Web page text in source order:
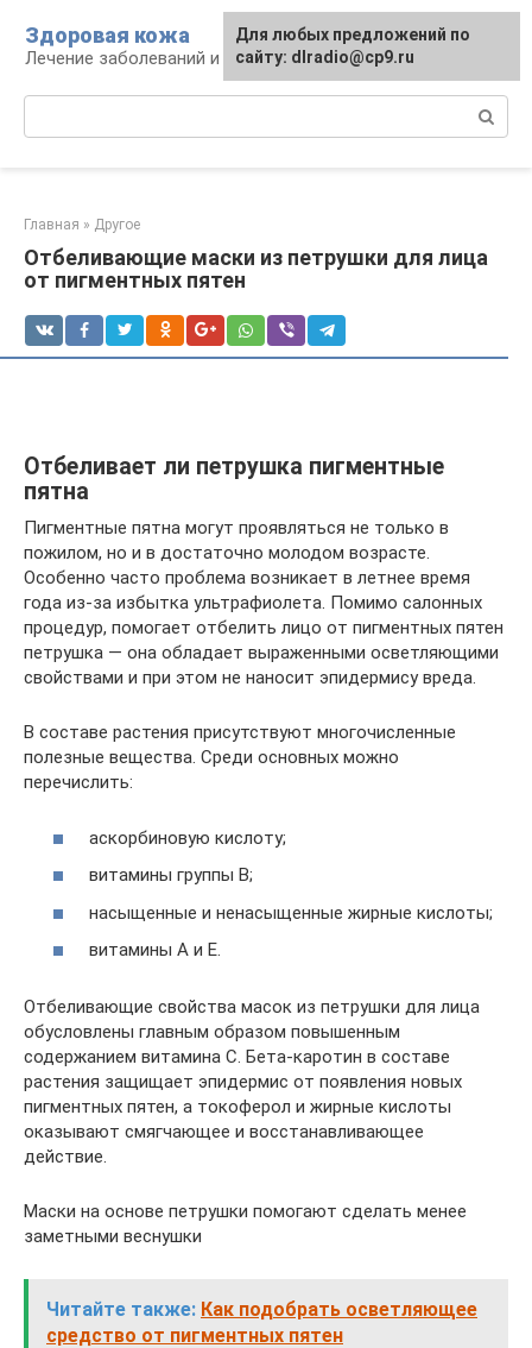
контенту
Здоровая кожа
Лечение заболеваний и уход за кожей
Главная » Другое
Отбеливающие маски из петрушки для лица
от пигментных пятен
Отбеливает ли петрушка пигментные
пятна
Пигментные пятна могут проявляться не только в
пожилом, но и в достаточно молодом возрасте.
Особенно часто проблема возникает в летнее время
года из-за избытка ультрафиолета. Помимо салонных
процедур, помогает отбелить лицо от пигментных пятен
петрушка — она обладает выраженными осветляющими
свойствами и при этом не наносит эпидермису вреда.
В составе растения присутствуют многочисленные
полезные вещества. Среди основных можно
перечислить:
аскорбиновую кислоту;
витамины группы В;
насыщенные и ненасыщенные жирные кислоты;
витамины А и Е.
Отбеливающие свойства масок из петрушки для лица
обусловлены главным образом повышенным
содержанием витамина С. Бета-каротин в составе
растения защищает эпидермис от появления новых
пигментных пятен, а токоферол и жирные кислоты
оказывают смягчающее и восстанавливающее
действие.
Маски на основе петрушки помогают сделать менее
заметными веснушки
Читайте также: Как подобрать осветляющее
средство от пигментных пятен
Для любых предложений по
сайту: dlradio@cp9.ru